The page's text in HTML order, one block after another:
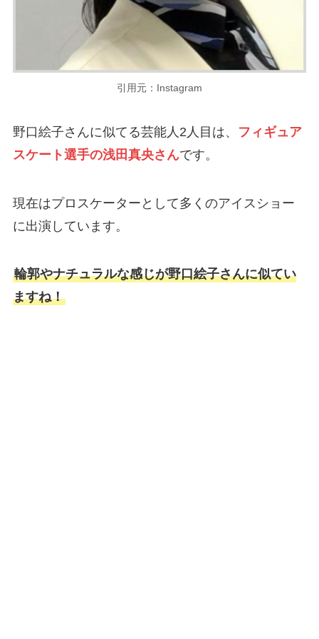
引用元：Instagram
野口絵子さんに似てる芸能人2人目は、
フィギュア
スケート選手の浅田真央さんです。
現在はプロスケーターとして多くのアイスショー
に出演しています。
輪郭やナチュラルな感じが野口絵子さんに似てい
ますね！